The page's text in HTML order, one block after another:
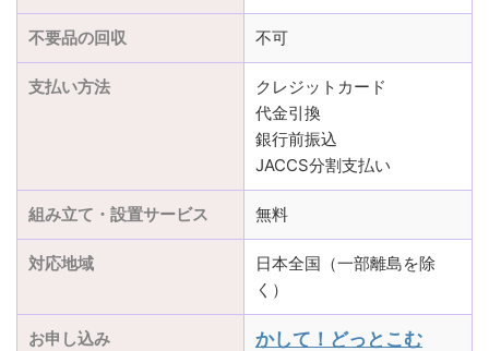
不要品の回収 不可
支払い方法
クレジットカード
代金引換
銀行前振込
JACCS分割支払い
組み立て・設置サービス 無料
対応地域
日本全国（一部離島を除
く）
お申し込み かして！どっとこむ